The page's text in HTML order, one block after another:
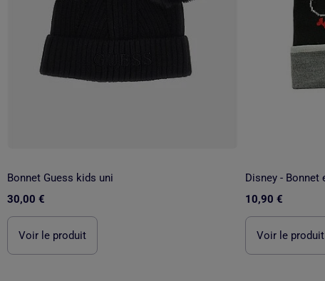
Bonnet Guess kids uni
30,00 €
Voir le produit
10,90 €
Voir le produit